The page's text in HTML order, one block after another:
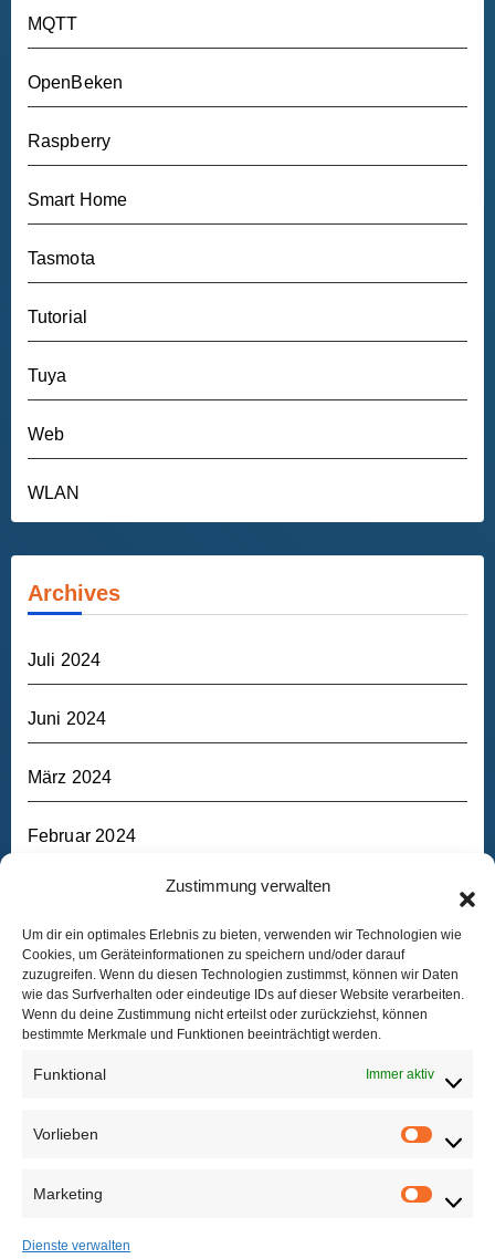
Zustimmung verwalten
Um dir ein optimales Erlebnis zu bieten, verwenden wir Technologien wie
Cookies, um Geräteinformationen zu speichern und/oder darauf
zuzugreifen. Wenn du diesen Technologien zustimmst, können wir Daten
wie das Surfverhalten oder eindeutige IDs auf dieser Website verarbeiten.
Wenn du deine Zustimmung nicht erteilst oder zurückziehst, können
bestimmte Merkmale und Funktionen beeinträchtigt werden.
Funktional Immer aktiv
Vorlieben
Marketing
Dienste verwalten
MQTT
OpenBeken
Raspberry
Smart Home
Tasmota
Tutorial
Tuya
Web
WLAN
Archives
Juli 2024
Juni 2024
März 2024
Februar 2024
Dezember 2023
September 2023
August 2023